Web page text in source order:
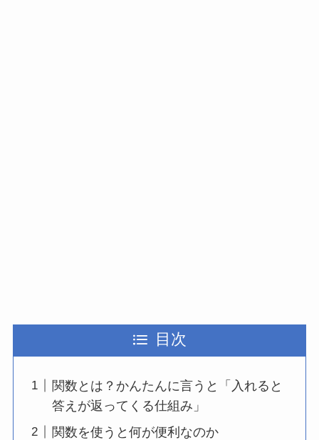
目次
関数とは？かんたんに言うと「入れると
答えが返ってくる仕組み」
関数を使うと何が便利なのか